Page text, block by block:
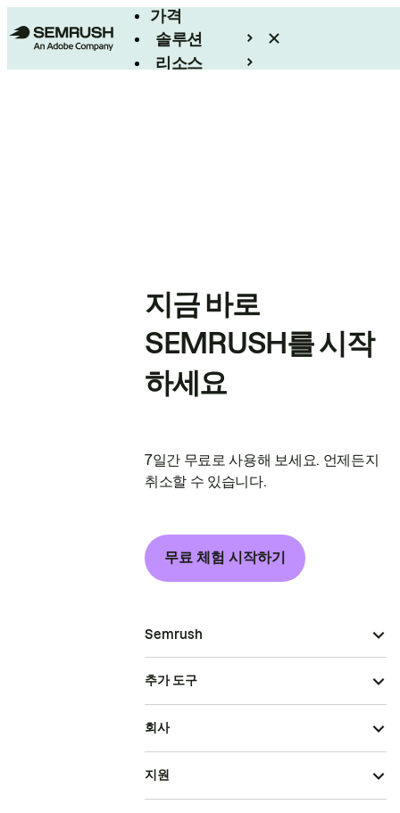
가격
솔루션
리소스
지금 바로
SEMRUSH를 시작
하세요
7일간 무료로 사용해 보세요. 언제든지
취소할 수 있습니다.
무료 체험 시작하기
Semrush
추가 도구
회사
지원